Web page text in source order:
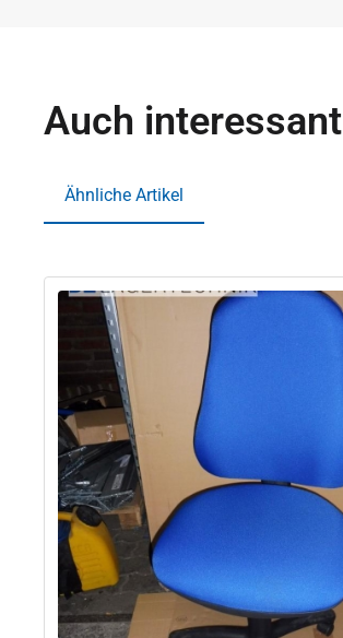
Auch interessant
Ähnliche Artikel